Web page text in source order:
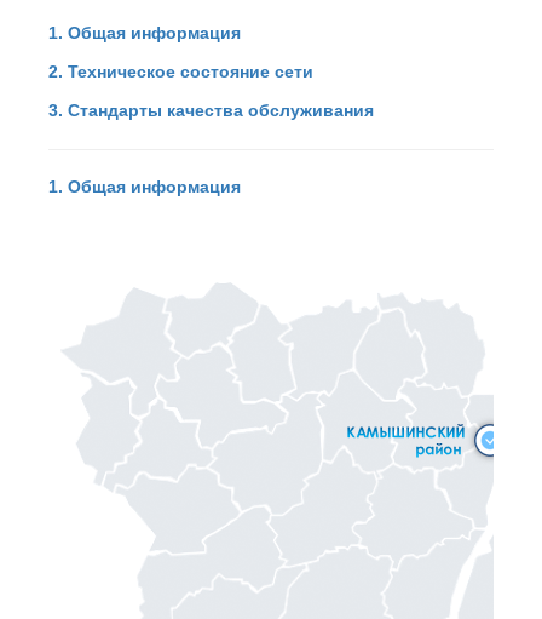
1. Общая информация
2. Техническое состояние сети
3. Стандарты качества обслуживания
1. Общая информация